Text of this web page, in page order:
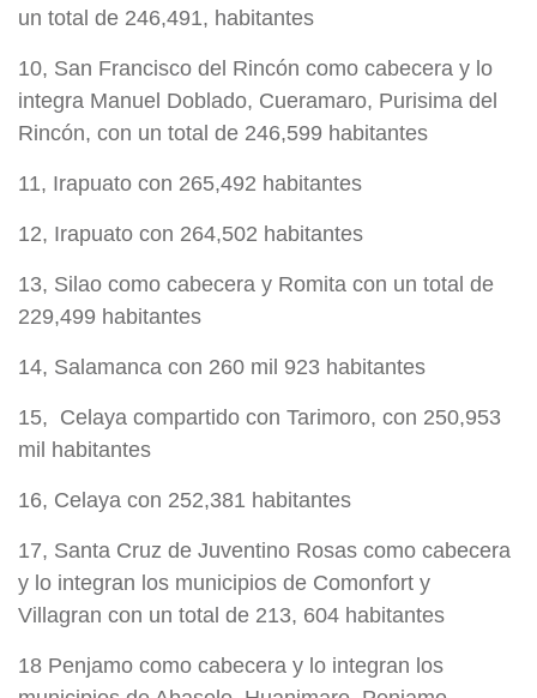
un total de 246,491, habitantes
10, San Francisco del Rincón como cabecera y lo
integra Manuel Doblado, Cueramaro, Purisima del
Rincón, con un total de 246,599 habitantes
11, Irapuato con 265,492 habitantes
12, Irapuato con 264,502 habitantes
13, Silao como cabecera y Romita con un total de
229,499 habitantes
14, Salamanca con 260 mil 923 habitantes
15, Celaya compartido con Tarimoro, con 250,953
mil habitantes
16, Celaya con 252,381 habitantes
17, Santa Cruz de Juventino Rosas como cabecera
y lo integran los municipios de Comonfort y
Villagran con un total de 213, 604 habitantes
18 Penjamo como cabecera y lo integran los